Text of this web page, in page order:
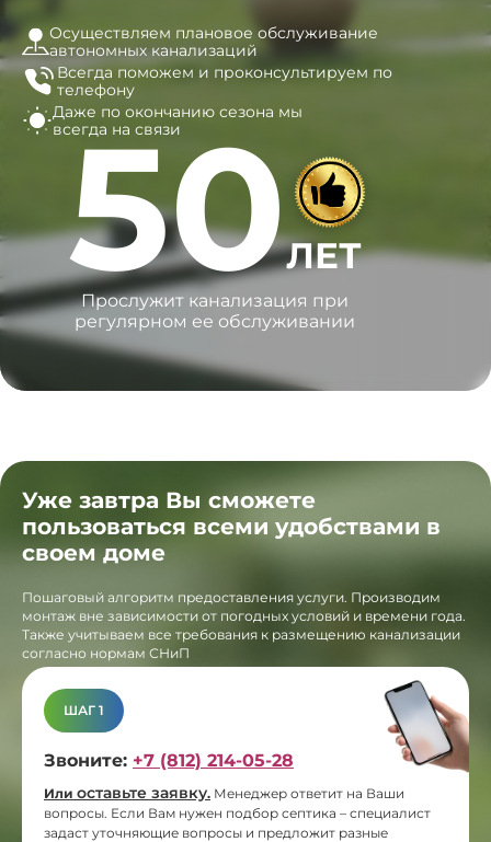
Осуществляем плановое обслуживание
автономных канализаций
Всегда поможем и проконсультируем по
телефону
Даже по окончанию сезона мы
всегда на связи
50ЛЕТ
Прослужит канализация при
регулярном ее обслуживании
Уже завтра Вы сможете
пользоваться всеми удобствами в
своем доме
Пошаговый алгоритм предоставления услуги. Производим
монтаж вне зависимости от погодных условий и времени года.
Также учитываем все требования к размещению канализации
согласно нормам СНиП
ШАГ 1
Звоните: +7 (812) 214-05-28
Или оставьте заявку. Менеджер ответит на Ваши
вопросы. Если Вам нужен подбор септика – специалист
задаст уточняющие вопросы и предложит разные